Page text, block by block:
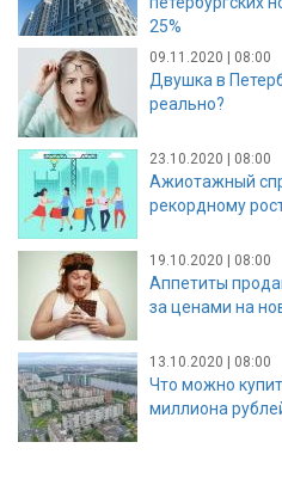
25%
09.11.2020 | 08:00
Двушка в
реально?
23.10.2020 | 08:00
Ажиотажный
рекордному
19.10.2020 | 08:00
Аппетиты
за ценами на
13.10.2020 | 08:00
Что можно
миллиона